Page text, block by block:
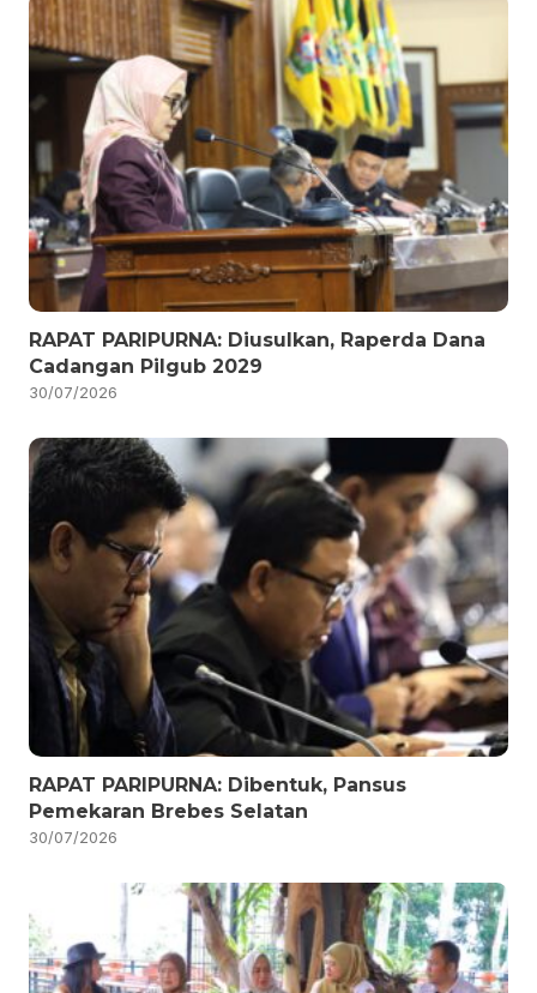
RAPAT PARIPURNA: Diusulkan, Raperda Dana
Cadangan Pilgub 2029
30/07/2026
RAPAT PARIPURNA: Dibentuk, Pansus
Pemekaran Brebes Selatan
30/07/2026